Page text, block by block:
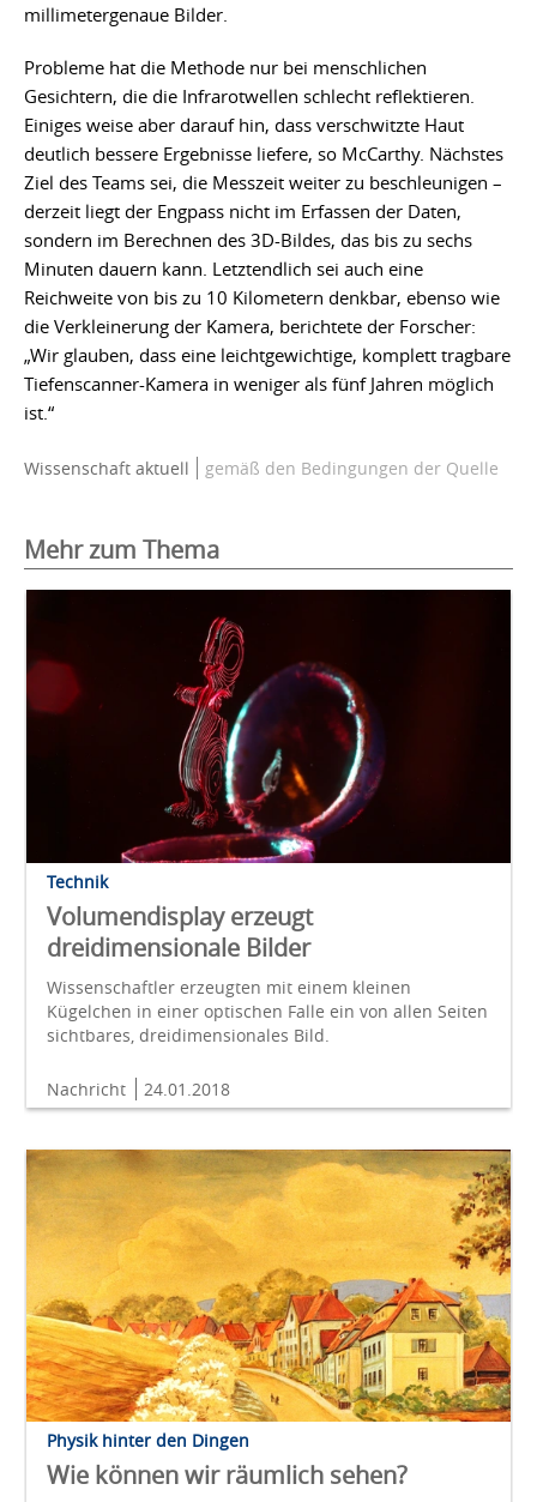
millimetergenaue Bilder.
Probleme hat die Methode nur bei menschlichen
Gesichtern, die die Infrarotwellen schlecht reflektieren.
Einiges weise aber darauf hin, dass verschwitzte Haut
deutlich bessere Ergebnisse liefere, so McCarthy. Nächstes
Ziel des Teams sei, die Messzeit weiter zu beschleunigen –
derzeit liegt der Engpass nicht im Erfassen der Daten,
sondern im Berechnen des 3D-Bildes, das bis zu sechs
Minuten dauern kann. Letztendlich sei auch eine
Reichweite von bis zu 10 Kilometern denkbar, ebenso wie
die Verkleinerung der Kamera, berichtete der Forscher:
„Wir glauben, dass eine leichtgewichtige, komplett tragbare
Tiefenscanner-Kamera in weniger als fünf Jahren möglich
ist.“
Wissenschaft aktuell gemäß den Bedingungen der Quelle
Mehr zum Thema
Technik
Volumendisplay erzeugt
dreidimensionale Bilder
Wissenschaftler erzeugten mit einem kleinen
Kügelchen in einer optischen Falle ein von allen Seiten
sichtbares, dreidimensionales Bild.
Nachricht 24.01.2018
Physik hinter den Dingen
Wie können wir räumlich sehen?